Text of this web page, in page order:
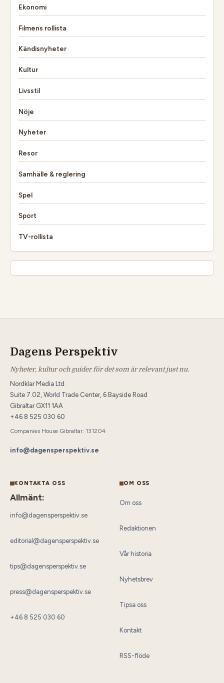
Ekonomi
Filmens rollista
Kändisnyheter
Kultur
Livsstil
Nöje
Nyheter
Resor
Samhälle & reglering
Spel
Sport
TV-rollista
Dagens Perspektiv
Nyheter, kultur och guider för det som är relevant just nu.
Nordklar Media Ltd.
Suite 7.02, World Trade Center, 6 Bayside Road
Gibraltar GX11 1AA
+46 8 525 030 60
Companies House Gibraltar: 131204
info@dagensperspektiv.se
KONTAKTA OSS
Allmänt:
info@dagensperspektiv.se
editorial@dagensperspektiv.se
tips@dagensperspektiv.se
press@dagensperspektiv.se
+46 8 525 030 60
OM OSS
Om oss
Redaktionen
Vår historia
Nyhetsbrev
Tipsa oss
Kontakt
RSS-flöde